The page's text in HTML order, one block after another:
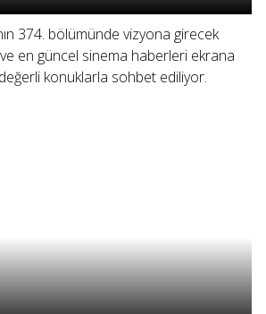
374. bölümünde vizyona girecek
en güncel sinema haberleri ekrana
konuklarla sohbet ediliyor.